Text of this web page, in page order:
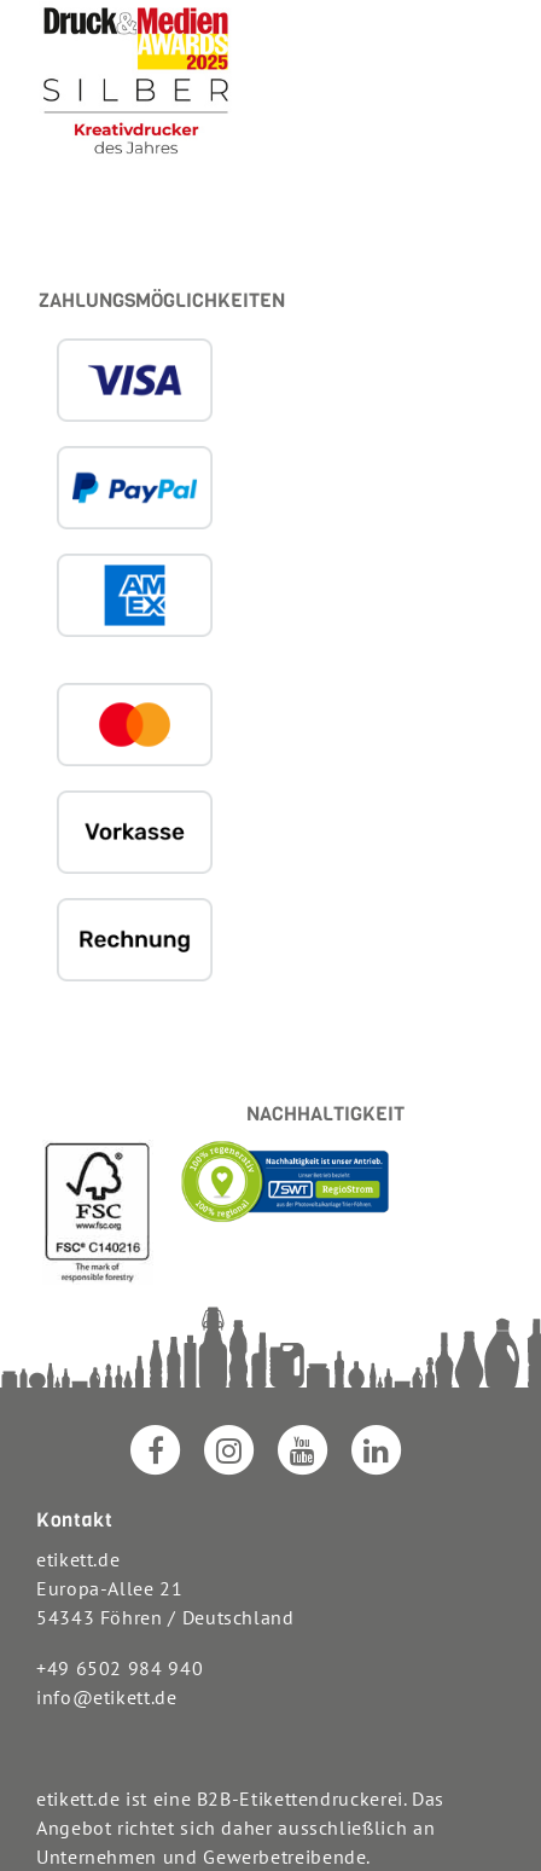
ZAHLUNGSMÖGLICHKEITEN
NACHHALTIGKEIT
Kontakt
etikett.de
Europa-Allee 21
54343 Föhren / Deutschland
+49 6502 984 940
info@etikett.de
etikett.de ist eine B2B-Etikettendruckerei. Das
Angebot richtet sich daher ausschließlich an
Unternehmen und Gewerbetreibende.